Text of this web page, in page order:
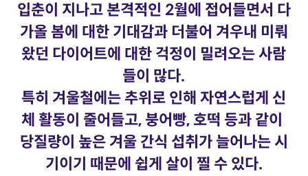
입춘이 지나고 본격적인 2월에 접어들면서 다
가올 봄에 대한 기대감과 더불어 겨우내 미뤄
왔던 다이어트에 대한 걱정이 밀려오는 사람
들이 많다.
특히 겨울철에는 추위로 인해 자연스럽게 신
체 활동이 줄어들고, 붕어빵, 호떡 등과 같이
당질량이 높은 겨울 간식 섭취가 늘어나는 시
기이기 때문에 쉽게 살이 찔 수 있다.